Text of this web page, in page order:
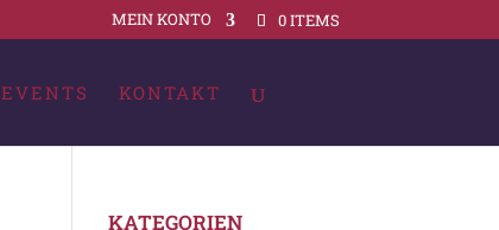
MEIN KONTO 0 ITEMS
EVENTS KONTAKT
KATEGORIEN